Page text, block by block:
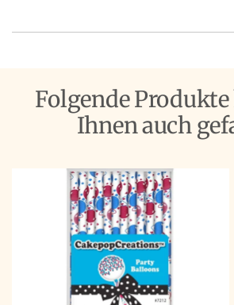
Folgende Produkte könnten
Ihnen auch